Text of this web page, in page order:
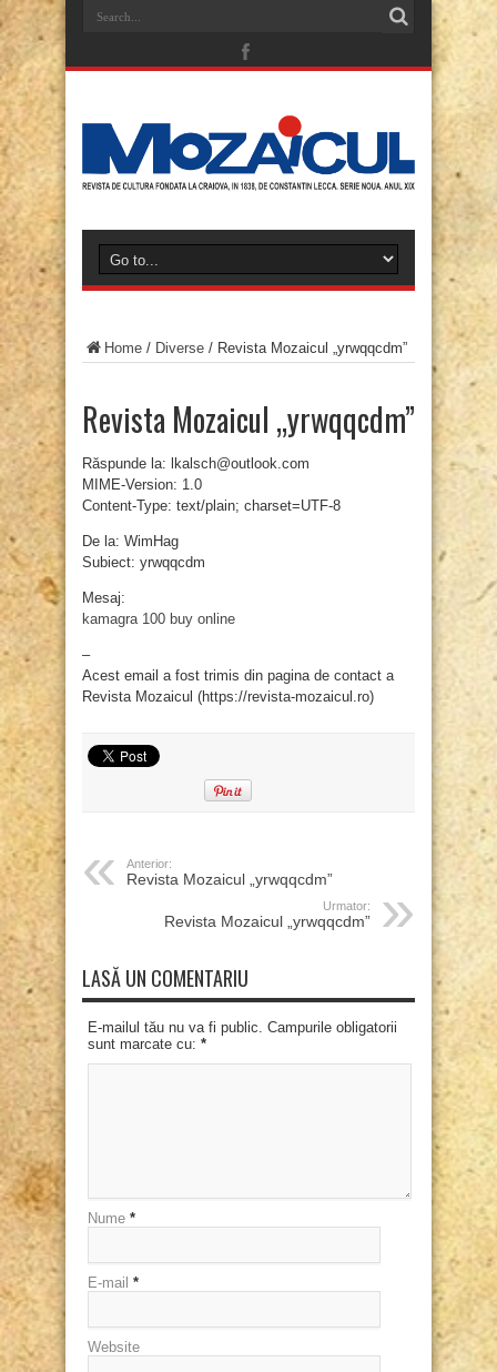
Home / Diverse / Revista Mozaicul „yrwqqcdm”
Revista Mozaicul „yrwqqcdm”
Răspunde la: lkalsch@outlook.com
MIME-Version: 1.0
Content-Type: text/plain; charset=UTF-8
De la: WimHag
Subiect: yrwqqcdm
Mesaj:
kamagra 100 buy online
–
Acest email a fost trimis din pagina de contact a
Revista Mozaicul (https://revista-mozaicul.ro)
Anterior:
Revista Mozaicul „yrwqqcdm”
Urmator:
Revista Mozaicul „yrwqqcdm”
LASĂ UN COMENTARIU
E-mailul tău nu va fi public. Campurile obligatorii
sunt marcate cu: *
Nume *
E-mail *
Website